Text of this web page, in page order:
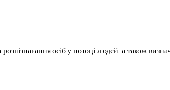
осіб у потоці людей, а також